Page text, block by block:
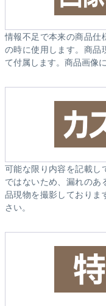
情報不足で本来の商品仕
の時に使用します。商品
て付属します。商品画像
可能な限り内容を記載し
ではないため、漏れのあ
品現物を撮影しておりま
さい。